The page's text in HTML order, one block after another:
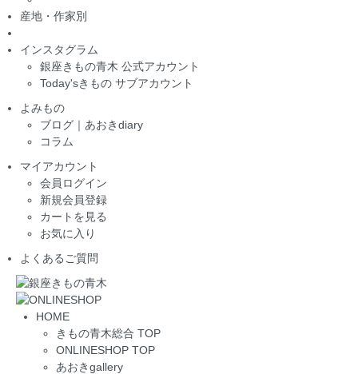
産地・作家別
インスタグラム
銀座きもの青木 公式アカウント
Today'sきもの サブアカウント
よみもの
ブログ｜あおきdiary
コラム
マイアカウント
会員ログイン
新規会員登録
カートを見る
お気に入り
よくあるご質問
HOME
きもの青木総合 TOP
ONLINESHOP TOP
あおきgallery